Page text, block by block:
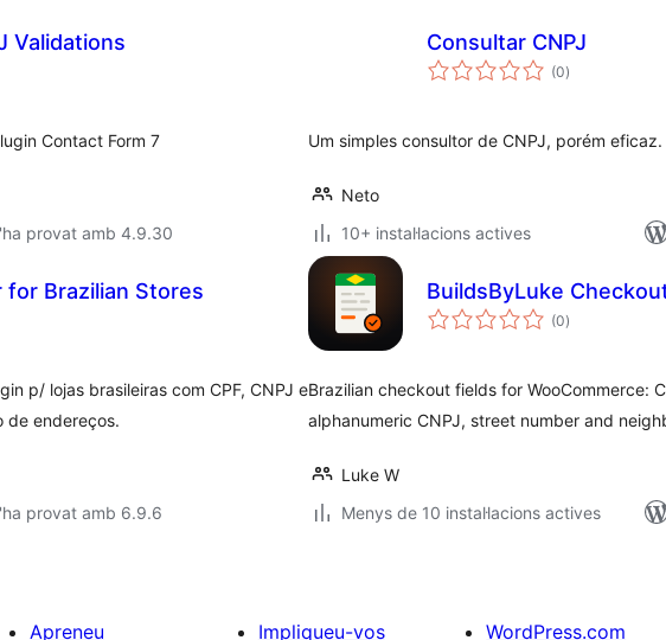
Validations
Contact Form 7
provat amb 4.9.30
Consultar CNPJ
(0puntuacions
totals
)
Um simples consultor de CNPJ, porém eficaz.
Neto
10+ instal·lacions actives
for Brazilian Stores
p/ lojas brasileiras com CPF, CNPJ e
de endereços.
provat amb 6.9.6
BuildsByLuke
(0puntuacions
totals
)
Brazilian checkout fields for WooCommerce:
alphanumeric CNPJ, street number and
Luke W
Menys de 10 instal·lacions actives
Apreneu
Impliqueu-vos
WordPress.com